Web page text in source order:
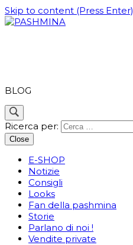
Skip to content (Press Enter)
BLOG
Ricerca per:
Close
E-SHOP
Notizie
Consigli
Looks
Fan della pashmina
Storie
Parlano di noi !
Vendite private